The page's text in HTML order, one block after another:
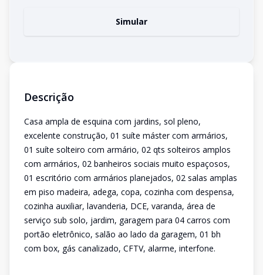
Simular
Descrição
Casa ampla de esquina com jardins, sol pleno,
excelente construção, 01 suíte máster com armários,
01 suíte solteiro com armário, 02 qts solteiros amplos
com armários, 02 banheiros sociais muito espaçosos,
01 escritório com armários planejados, 02 salas amplas
em piso madeira, adega, copa, cozinha com despensa,
cozinha auxiliar, lavanderia, DCE, varanda, área de
serviço sub solo, jardim, garagem para 04 carros com
portão eletrônico, salão ao lado da garagem, 01 bh
com box, gás canalizado, CFTV, alarme, interfone.